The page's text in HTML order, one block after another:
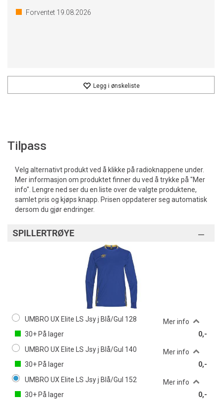
Forventet 19.08.2026
Legg i ønskeliste
Tilpass
Velg alternativt produkt ved å klikke på radioknappene under.
Mer informasjon om produktet finner du ved å trykke på "Mer
info". Lengre ned ser du en liste over de valgte produktene,
samlet pris og kjøps knapp. Prisen oppdaterer seg automatisk
dersom du gjør endringer.
SPILLERTRØYE
UMBRO UX Elite LS Jsy j Blå/Gul 128
Mer info
30+ På lager
0,-
UMBRO UX Elite LS Jsy j Blå/Gul 140
Mer info
30+ På lager
0,-
UMBRO UX Elite LS Jsy j Blå/Gul 152
Mer info
30+ På lager 0,-